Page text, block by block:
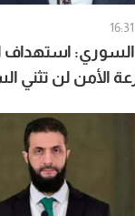
16:31
السوري: استهداف
الأمن لن تثني